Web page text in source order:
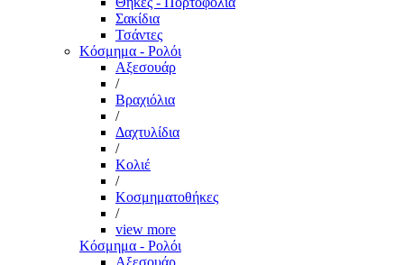
Σακίδια
Τσάντες
Κόσμημα - Ρολόι
Αξεσουάρ
/
Βραχιόλια
/
Δαχτυλίδια
/
Κολιέ
/
Κοσμηματοθήκες
/
view more
Κόσμημα - Ρολόι
Αξεσουάρ